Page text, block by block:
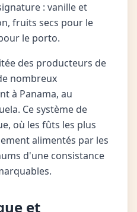
: vanille et
fruits secs pour le
le porto.
des producteurs de
nombreux
à Panama, au
Ce système de
où les fûts les plus
alimentés par les
d'une consistance
et